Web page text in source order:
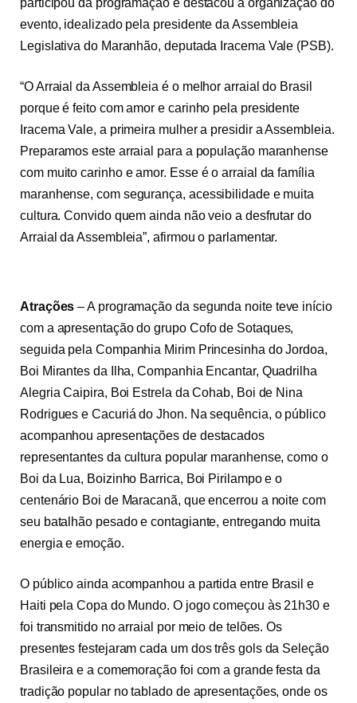
evento, idealizado pela presidente da Assembleia
Legislativa do Maranhão, deputada Iracema Vale (PSB).
“O Arraial da Assembleia é o melhor arraial do Brasil
porque é feito com amor e carinho pela presidente
Iracema Vale, a primeira mulher a presidir a Assembleia.
Preparamos este arraial para a população maranhense
com muito carinho e amor. Esse é o arraial da família
maranhense, com segurança, acessibilidade e muita
cultura. Convido quem ainda não veio a desfrutar do
Arraial da Assembleia”, afirmou o parlamentar.
Atrações – A programação da segunda noite teve início
com a apresentação do grupo Cofo de Sotaques,
seguida pela Companhia Mirim Princesinha do Jordoa,
Boi Mirantes da Ilha, Companhia Encantar, Quadrilha
Alegria Caipira, Boi Estrela da Cohab, Boi de Nina
Rodrigues e Cacuriá do Jhon. Na sequência, o público
acompanhou apresentações de destacados
representantes da cultura popular maranhense, como o
Boi da Lua, Boizinho Barrica, Boi Pirilampo e o
centenário Boi de Maracanã, que encerrou a noite com
seu batalhão pesado e contagiante, entregando muita
energia e emoção.
O público ainda acompanhou a partida entre Brasil e
Haiti pela Copa do Mundo. O jogo começou às 21h30 e
foi transmitido no arraial por meio de telões. Os
presentes festejaram cada um dos três gols da Seleção
Brasileira e a comemoração foi com a grande festa da
tradição popular no tablado de apresentações, onde os